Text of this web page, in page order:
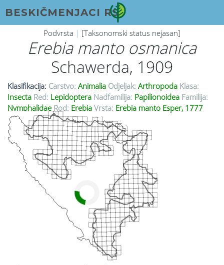
BESKIČMENJACI RS
Podvrsta | [Taksonomski status nejasan]
Erebia manto osmanica
Schawerda, 1909
Klasifikacija: Carstvo: Animalia Odjeljak: Arthropoda Klasa:
Insecta Red: Lepidoptera Nadfamilija: Papilionoidea Familija:
Nymphalidae Rod: Erebia Vrsta: Erebia manto Esper, 1777